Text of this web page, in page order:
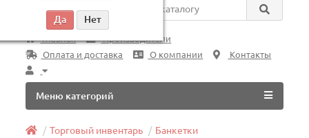
Везде
Главная
Производители
Оплата и доставка
О компании Контакты
Меню категорий
Торговый инвентарь
Банкетки